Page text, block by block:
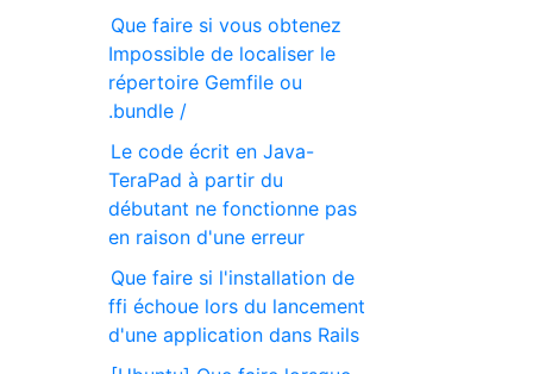
Que faire si vous obtenez
Impossible de localiser le
répertoire Gemfile ou
.bundle /
Le code écrit en Java-
TeraPad à partir du
débutant ne fonctionne pas
en raison d'une erreur
Que faire si l'installation de
ffi échoue lors du lancement
d'une application dans Rails